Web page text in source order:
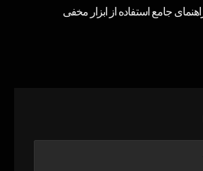
جامع استفاده از ابزار مخفی